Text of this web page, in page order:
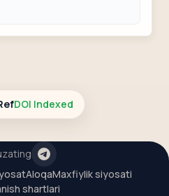
DOI Indexed
AloqaMaxfiylik siyosati
shartlari